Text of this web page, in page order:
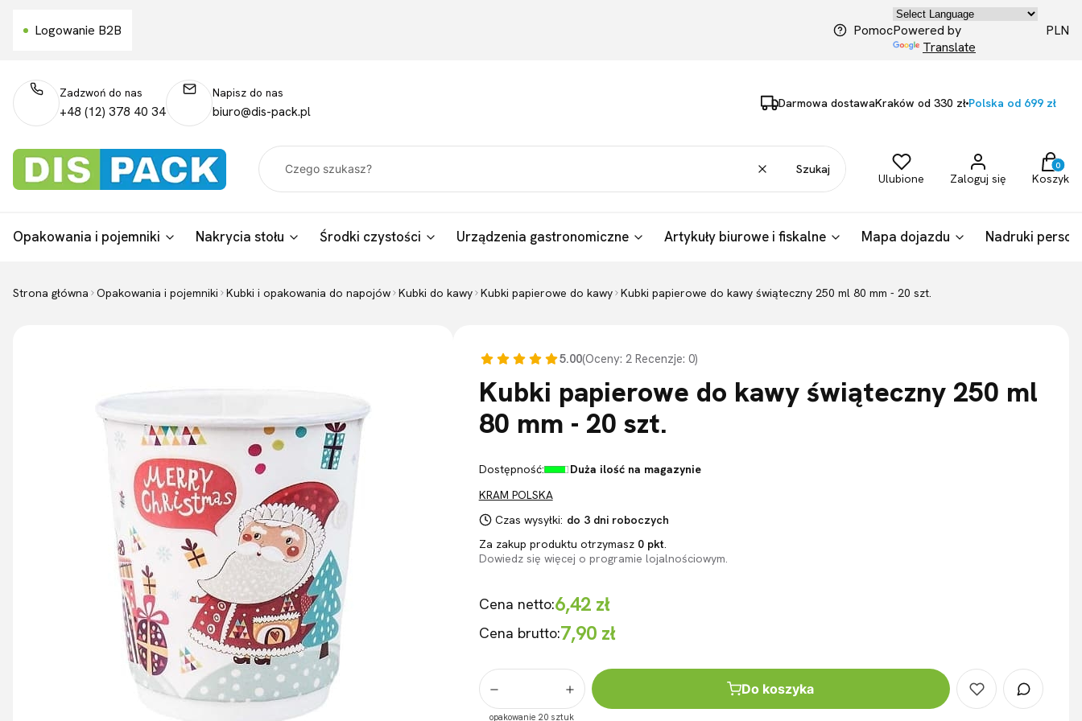
Logowanie B2B PomocPowered by
Translate
PLN
Zadzwoń do nas
+48 (12) 378 40 34
Napisz do nas
biuro@dis-pack.pl
Darmowa dostawaKraków od 330 zł Polska od 699 zł
Wyczyść Szukaj
Ulubione Zaloguj się Koszyk
Opakowania i pojemniki Nakrycia stołu Środki czystości Urządzenia gastronomiczne Artykuły biurowe i fiskalne Mapa dojazdu Nadruki
Strona główna Opakowania i pojemniki Kubki i opakowania do napojów Kubki do kawy Kubki papierowe do kawy Kubki papierowe do kawy świąteczny 250 ml 80 mm - 20 szt.
5.00(Oceny: 2 Recenzje: 0)
Kubki papierowe do kawy świąteczny 250 ml
80 mm - 20 szt.
Dostępność:
Duża ilość na magazynie
KRAM POLSKA
Czas wysyłki: do 3 dni roboczych
Za zakup produktu otrzymasz 0 pkt.
Dowiedz się więcej o programie lojalnościowym.
Cena netto:6,42 zł
Cena brutto:7,90 zł
opakowanie 20 sztuk
Do koszyka